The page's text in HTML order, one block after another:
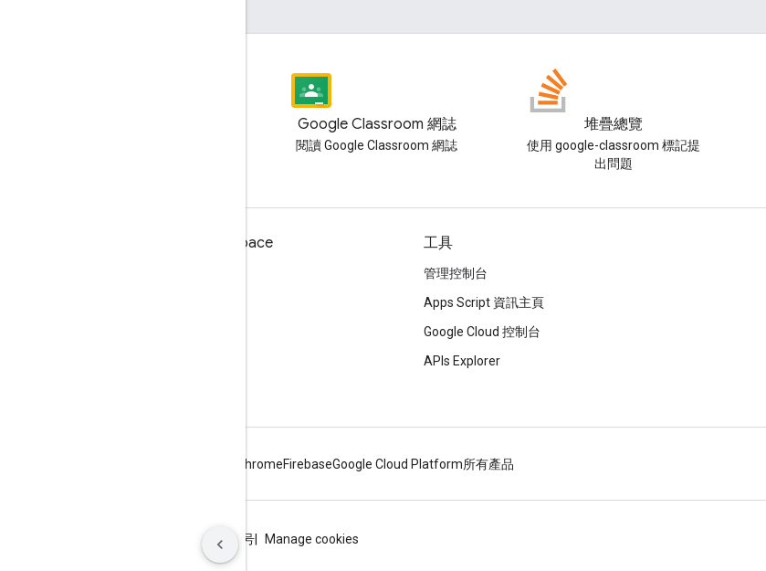
Google Classroom 網誌
閱讀 Google Classroom 網誌
堆疊總覽
使用 google-classroom 標記提
出問題
適用於開發人員的 Google Workspace 工具
管理控制台
Apps Script 資訊主頁
Google Cloud 控制台
APIs Explorer
ChromeFirebaseGoogle Cloud Platform所有產品
ICP证合字B2-20070004号 Manage cookies